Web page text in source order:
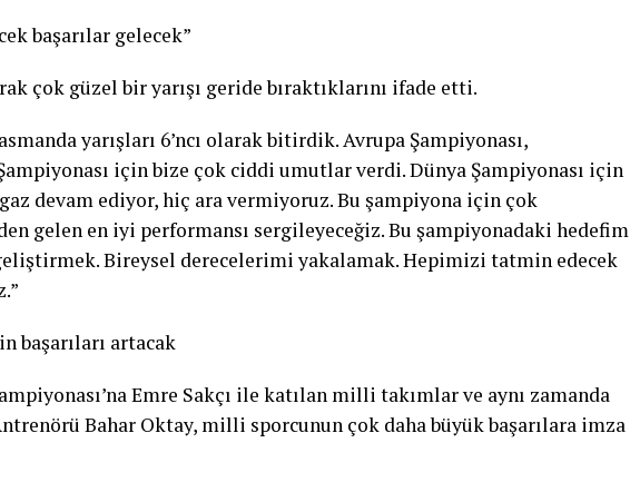
başarılar gelecek”
çok güzel bir yarışı geride bıraktıklarını ifade etti.
yarışları 6’ncı olarak bitirdik. Avrupa Şampiyonası,
için bize çok ciddi umutlar verdi. Dünya Şampiyonası için
devam ediyor, hiç ara vermiyoruz. Bu şampiyona için çok
gelen en iyi performansı sergileyeceğiz. Bu şampiyonadaki hedefim
Bireysel derecelerimi yakalamak. Hepimizi tatmin edecek
başarıları artacak
Emre Sakçı ile katılan milli takımlar ve aynı zamanda
Bahar Oktay, milli sporcunun çok daha büyük başarılara imza